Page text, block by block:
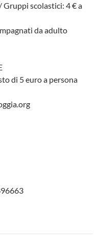
scolastici: 4 € a
da adulto
di 5 euro a persona